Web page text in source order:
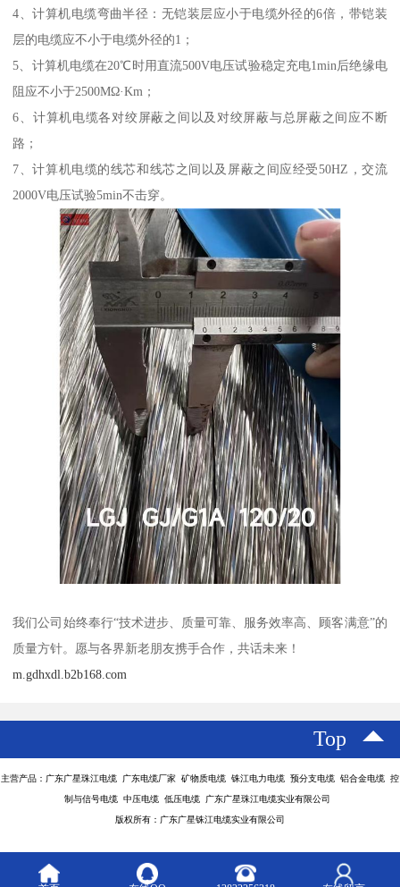
4、计算机电缆弯曲半径：无铠装层应小于电缆外径的6倍，带铠装
层的电缆应不小于电缆外径的1；
5、计算机电缆在20℃时用直流500V电压试验稳定充电1min后绝缘电
阻应不小于2500MΩ·Km；
6、计算机电缆各对绞屏蔽之间以及对绞屏蔽与总屏蔽之间应不断
路；
7、计算机电缆的线芯和线芯之间以及屏蔽之间应经受50HZ，交流
2000V电压试验5min不击穿。
我们公司始终奉行“技术进步、质量可靠、服务效率高、顾客满意”的
质量方针。愿与各界新老朋友携手合作，共话未来！
m.gdhxdl.b2b168.com
Top
主营产品：广东广星珠江电缆 广东电缆厂家 矿物质电缆 铢江电力电缆 预分支电缆 铝合金电缆 控
制与信号电缆 中压电缆 低压电缆 广东广星珠江电缆实业有限公司
版权所有：广东广星铢江电缆实业有限公司